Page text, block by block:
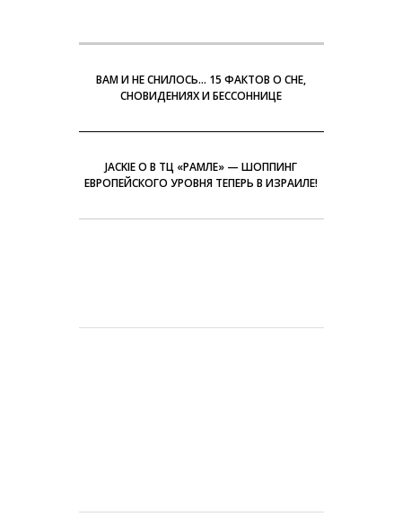
ВАМ И НЕ СНИЛОСЬ… 15 ФАКТОВ О СНЕ,
СНОВИДЕНИЯХ И БЕССОННИЦЕ
JACKIE O В ТЦ «РАМЛЕ» — ШОППИНГ
ЕВРОПЕЙСКОГО УРОВНЯ ТЕПЕРЬ В ИЗРАИЛЕ!